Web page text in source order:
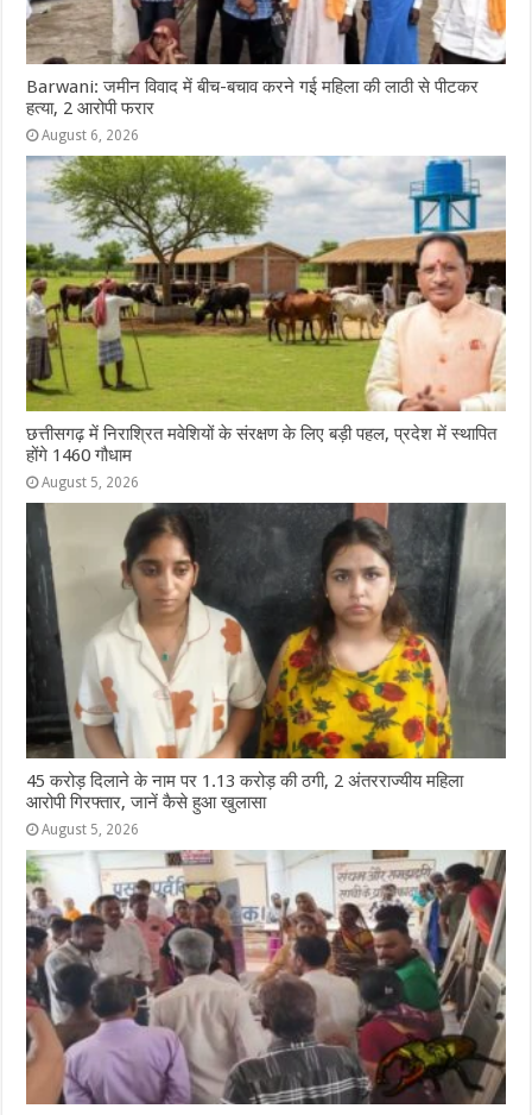
Barwani: जमीन विवाद में बीच-बचाव करने गई महिला की लाठी से पीटकर
हत्या, 2 आरोपी फरार
August 6, 2026
छत्तीसगढ़ में निराश्रित मवेशियों के संरक्षण के लिए बड़ी पहल, प्रदेश में स्थापित
होंगे 1460 गौधाम
August 5, 2026
45 करोड़ दिलाने के नाम पर 1.13 करोड़ की ठगी, 2 अंतरराज्यीय महिला
आरोपी गिरफ्तार, जानें कैसे हुआ खुलासा
August 5, 2026